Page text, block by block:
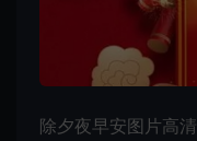
除夕夜早安图片高清